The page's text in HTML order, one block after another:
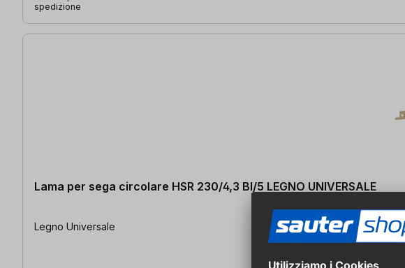
spedizione
Lama per sega circolare HSR 230/4,3 BI/5 LEGNO UNIVERSALE
Legno Universale